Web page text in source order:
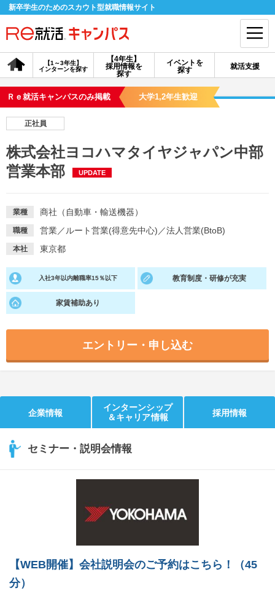
新卒学生のためのスカウト型就職情報サイト
【4年生】
採用情報を
探す
【1～3年生】
インターンを探す
イベントを
探す
就活支援
会員登録 ログイン
会員ID・パスワードを忘れた方はこちら
探す
【4年生】
イベントを探す スカウト お知らせ
就活ノウハウ・サポート
就活支援
就活ノウハウが満載！
適職診断
あなたに合う仕事を診断！
就活チャンネル
動画で対策講座をチェック
就活時事ニュースを更新 不明点があればこちら
Ｒｅ就活キャンパスのみ掲載 大学1,2年生歓迎
正社員
株式会社ヨコハマタイヤジャパン中部
営業本部
UPDATE
業種 商社（自動車・輸送機器）
職種 営業／ ルート営業(得意先中心) ／法人営業(BtoB)
本社 東京都
入社3年以内離職率15％以下 教育制度・研修が充実
家賃補助あり
エントリー・申し込む
企業情報
インターンシップ
＆キャリア情報
採用情報
セミナー・説明会情報
【WEB開催】会社説明会のご予約はこちら！（45
分）